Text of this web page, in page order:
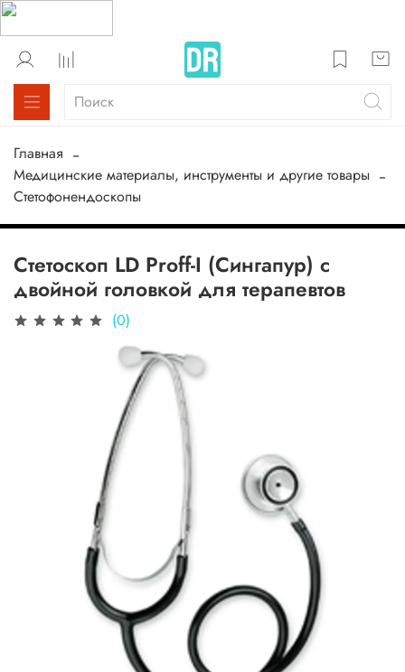
Главная
Медицинские материалы, инструменты и другие товары
Стетофонендоскопы
Стетоскоп LD Proff-I (Сингапур) с
двойной головкой для терапевтов
(0)